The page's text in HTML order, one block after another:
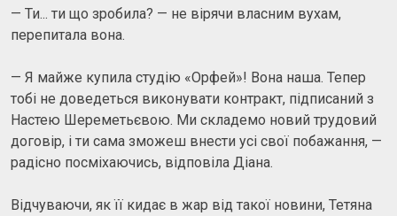
— Ти... ти що зробила? — не вірячи власним вухам,
перепитала вона.
— Я майже купила студію «Орфей»! Вона наша. Тепер
тобі не доведеться виконувати контракт, підписаний з
Настею Шереметьєвою. Ми складемо новий трудовий
договір, і ти сама зможеш внести усі свої побажання, —
радісно посміхаючись, відповіла Діана.
Відчуваючи, як її кидає в жар від такої новини, Тетяна